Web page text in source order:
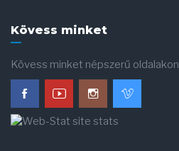
Kövess minket
Kövess minket népszerű oldalakon